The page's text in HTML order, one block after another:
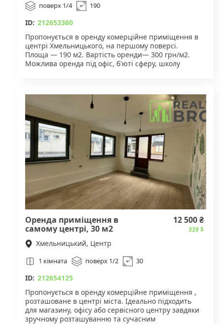
поверх 1/4 190
ID: 212653360
Пропонується в оренду комерційне приміщення в
центрі Хмельницького, на першому поверсі.
Площа — 190 м2. Вартість оренди— 300 грн/м2.
Можлива оренда під офіс, б'юті сферу, школу
Є також додаткове приміщення тієї ж площі в
цокольному поверсі. За потреби можлива оренда
обох рівнів.
За деталями звертайтесь за вказаним номером
телефону.
Оренда приміщення в
самому центрі, 30 м2
12 500 ₴
329 $
Хмельницький, Центр
1 кімната поверх 1/2 30
ID: 212654125
Пропонується в оренду комерційне приміщення ,
розташоване в центрі міста. Ідеально підходить
для магазину, офісу або сервісного центру завдяки
зручному розташуванню та сучасним